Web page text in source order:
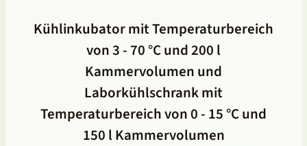
Kühlinkubator mit Temperaturbereich
von 3 - 70 °C und 200 l
Kammervolumen und
Laborkühlschrank mit
Temperaturbereich von 0 - 15 °C und
150 l Kammervolumen